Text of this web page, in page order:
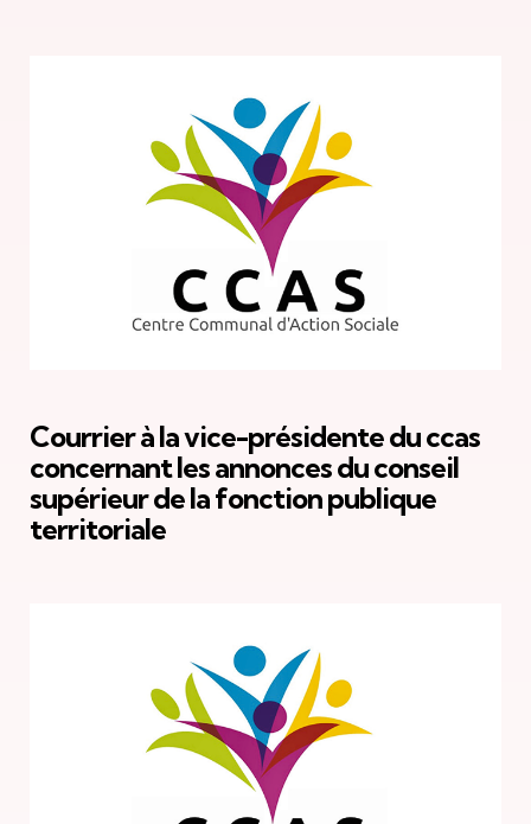
Courrier à la vice-présidente du ccas
concernant les annonces du conseil
supérieur de la fonction publique
territoriale